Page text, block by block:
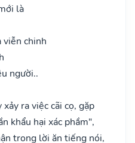
là
viễn chinh
người..
ra việc cãi cọ, gặp
khẩu hại xác phầm",
trong lời ăn tiếng nói,